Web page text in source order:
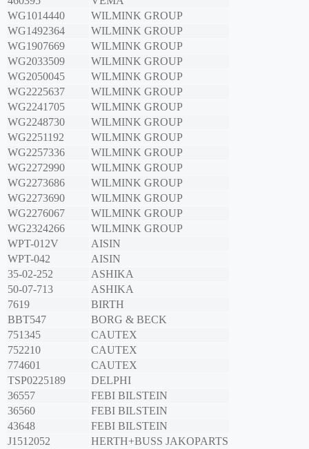
WG1014440
WILMINK GROUP
WG1492364
WILMINK GROUP
WG1907669
WILMINK GROUP
WG2033509
WILMINK GROUP
WG2050045
WILMINK GROUP
WG2225637
WILMINK GROUP
WG2241705
WILMINK GROUP
WG2248730
WILMINK GROUP
WG2251192
WILMINK GROUP
WG2257336
WILMINK GROUP
WG2272990
WILMINK GROUP
WG2273686
WILMINK GROUP
WG2273690
WILMINK GROUP
WG2276067
WILMINK GROUP
WG2324266
WILMINK GROUP
WPT-012V
AISIN
WPT-042
AISIN
35-02-252
ASHIKA
50-07-713
ASHIKA
7619
BIRTH
BBT547
BORG & BECK
751345
CAUTEX
752210
CAUTEX
774601
CAUTEX
TSP0225189
DELPHI
36557
FEBI BILSTEIN
36560
FEBI BILSTEIN
43648
FEBI BILSTEIN
J1512052
HERTH+BUSS JAKOPARTS